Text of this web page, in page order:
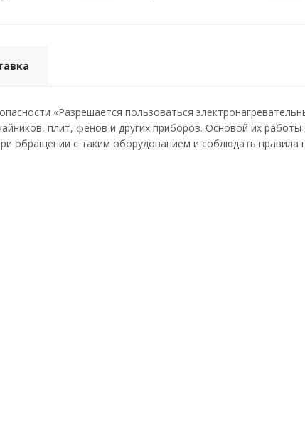
«Разрешается пользоваться
плит, фенов и других приборов. Основой их
обращении с таким оборудованием и соблюдать правила